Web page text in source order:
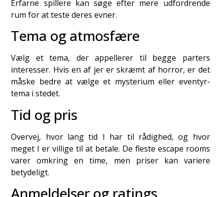
Erfarne spillere kan søge efter mere udfordrende
rum for at teste deres evner.
Tema og atmosfære
Vælg et tema, der appellerer til begge parters
interesser. Hvis en af jer er skræmt af horror, er det
måske bedre at vælge et mysterium eller eventyr-
tema i stedet.
Tid og pris
Overvej, hvor lang tid I har til rådighed, og hvor
meget I er villige til at betale. De fleste escape rooms
varer omkring en time, men priser kan variere
betydeligt.
Anmeldelser og ratings